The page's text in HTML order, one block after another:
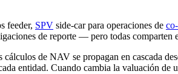
feeder, SPV side-car para operaciones de
de reporte — pero todas comparten
de NAV se propagan en cascada
entidad. Cuando cambia la valuación de